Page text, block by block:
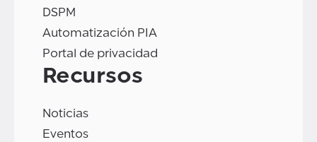
DSPM
Automatización PIA
Portal de privacidad
Recursos
Noticias
Eventos